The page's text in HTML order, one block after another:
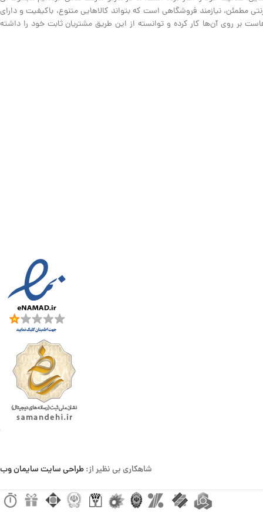
مطمئن، نیازمند فروشگاهی است که بتواند کالاهایی متنوع، باکیفیت و دارای
بر روی آن‌ها کار کرده و توانسته از این طریق مشتریان ثابت خود را داشته
شاهکاری بی نظیر از:طراحی سایت سایمان وب